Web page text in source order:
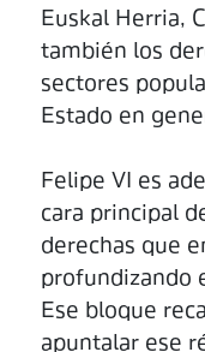
Euskal Herria,
también los
sectores
Estado en
Felipe VI es
cara principal
derechas que
profundizando
Ese bloque
apuntalar ese